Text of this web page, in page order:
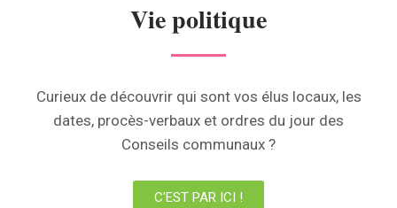
Vie politique
Curieux de découvrir qui sont vos élus locaux, les
dates, procès-verbaux et ordres du jour des
Conseils communaux ?
C'EST PAR ICI !